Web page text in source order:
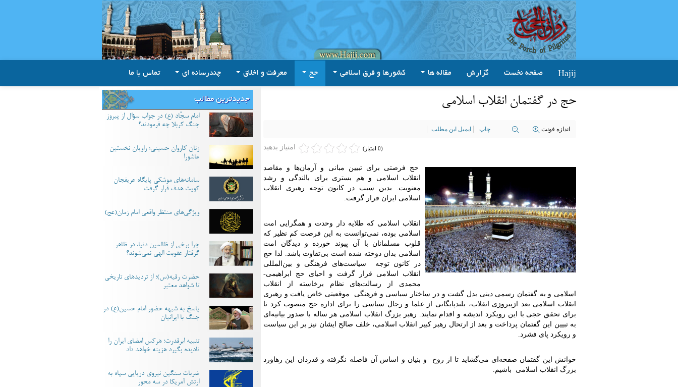
Hajij صفحه نخست گزارش مقاله ها کشورها و فرق اسلامی حج معرفت و اخلاق چندرسانه ای تماس با ما
حج در گفتمان انقلاب اسلامی
اندازه فونت چاپ ایمیل این مطلب
امتیاز بدهید (0 امتیاز)
حج فرصتی برای تبیین مبانی و آرمان‌ها و مقاصد
انقلاب اسلامی و هم بستری برای بالندگی و رشد
معنویت. بدین سبب در کانون توجه رهبری انقلاب
اسلامی ایران قرار گرفت.
انقلاب اسلامی که طلایه دار وحدت و همگرایی امت
اسلامی بوده، نمی‌توانست به این فرصت کم نظیر که
قلوب مسلمانان با آن پیوند خورده و دیدگان امت
اسلامی بدان دوخته شده است بی‌تفاوت باشد. لذا حج
در کانون توجه سیاست‌های فرهنگی ‌و بین‌المللی
انقلاب اسلامی قرار ‌گرفت و احیای حج ابراهیمی-
محمدی از رسالت‌های نظام برخاسته از انقلاب
اسلامی و به گفتمان رسمی دینی بدل گشت و در ساختار سیاسی و فرهنگی موقعیتی خاص یافت و رهبری
انقلاب اسلامی بعد ازپیروزی انقلاب، بلندپایگانی از علما و رجال سیاسی را برای اداره حج منصوب کرد تا
برای تحقق حجی با این رویکرد اندیشه و اقدام نمایند. رهبر بزرگ انقلاب اسلامی هر ساله با صدور بیانیه‌ای
به تبیین این گفتمان پرداخت و بعد از ارتحال رهبر کبیر انقلاب اسلامی، خلف صالح ایشان نیز بر این سیاست
و رویکرد پای فشرد.
خوانش این گفتمان صفحه‌ای می‌گشاید تا از روح و بنیان و اساس آن فاصله نگرفته و قدردان این رهاورد
بزرگ انقلاب اسلامی باشیم.
جدیدترین مطالب
امام سجّاد (ع) در جواب سؤال از پیروز
جنگ کربلا چه فرمودند؟
زنان کاروان حسینی؛ راویان نخستین
عاشورا
سامانه‌های موشکی پایگاه عریفجان
کویت هدف قرار گرفت
ویژگی‌های منتظر واقعی امام زمان(عج)
چرا برخی از ظالمین دنیا، در ظاهر
گرفتار عقوبت الهی نمی‌شوند؟
حضرت رقیه(س)؛ از تردیدهای تاریخی
تا شواهد معتبر
پاسخ به شبهه حضور امام حسین(ع) در
جنگ با ایرانیان
تنبیه ابرقدرت؛ هرکس امضای ایران را
نادیده بگیرد هزینه خواهد داد
ضربات سنگین نیروی دریایی سپاه به
ارتش آمریکا در سه محور